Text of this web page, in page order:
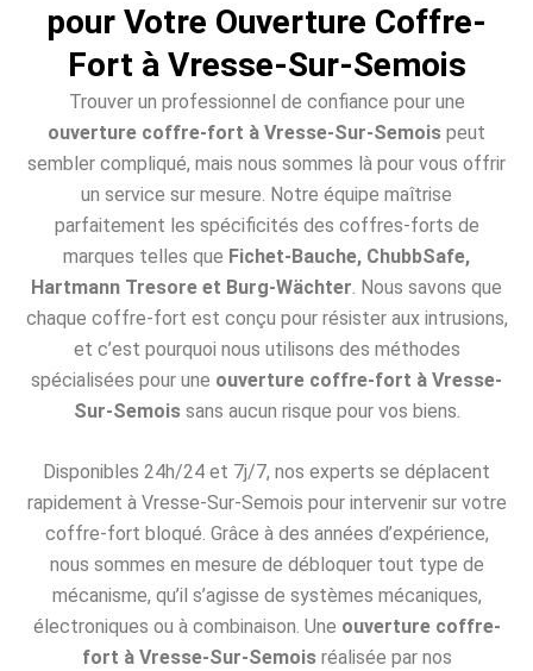
pour Votre Ouverture Coffre-
Fort à Vresse-Sur-Semois
Trouver un professionnel de confiance pour une
ouverture coffre-fort à Vresse-Sur-Semois peut
sembler compliqué, mais nous sommes là pour vous offrir
un service sur mesure. Notre équipe maîtrise
parfaitement les spécificités des coffres-forts de
marques telles que Fichet-Bauche, ChubbSafe,
Hartmann Tresore et Burg-Wächter . Nous savons que
chaque coffre-fort est conçu pour résister aux intrusions,
et c’est pourquoi nous utilisons des méthodes
spécialisées pour une ouverture coffre-fort à Vresse-
Sur-Semoissans aucun risque pour vos biens.
Disponibles 24h/24 et 7j/7, nos experts se déplacent
rapidement à Vresse-Sur-Semois pour intervenir sur votre
coffre-fort bloqué. Grâce à des années d’expérience,
nous sommes en mesure de débloquer tout type de
mécanisme, qu’il s’agisse de systèmes mécaniques,
électroniques ou à combinaison. Une ouverture coffre-
fort à Vresse-Sur-Semoisréalisée par nos